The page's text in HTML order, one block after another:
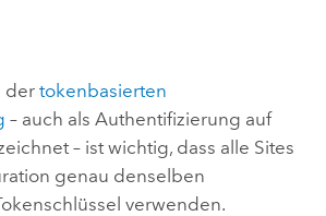
der tokenbasierten
– auch als Authentifizierung auf
– ist wichtig, dass alle Sites
genau denselben
verwenden.